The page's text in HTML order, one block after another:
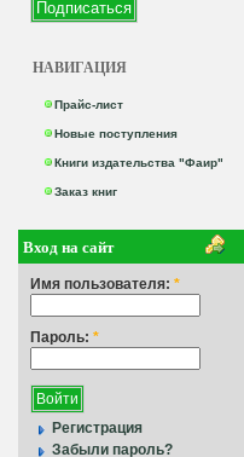
НАВИГАЦИЯ
Прайс-лист
Новые поступления
Книги издательства "Фаир"
Заказ книг
Вход на сайт
Имя пользователя: *
Пароль: *
Регистрация
Забыли пароль?